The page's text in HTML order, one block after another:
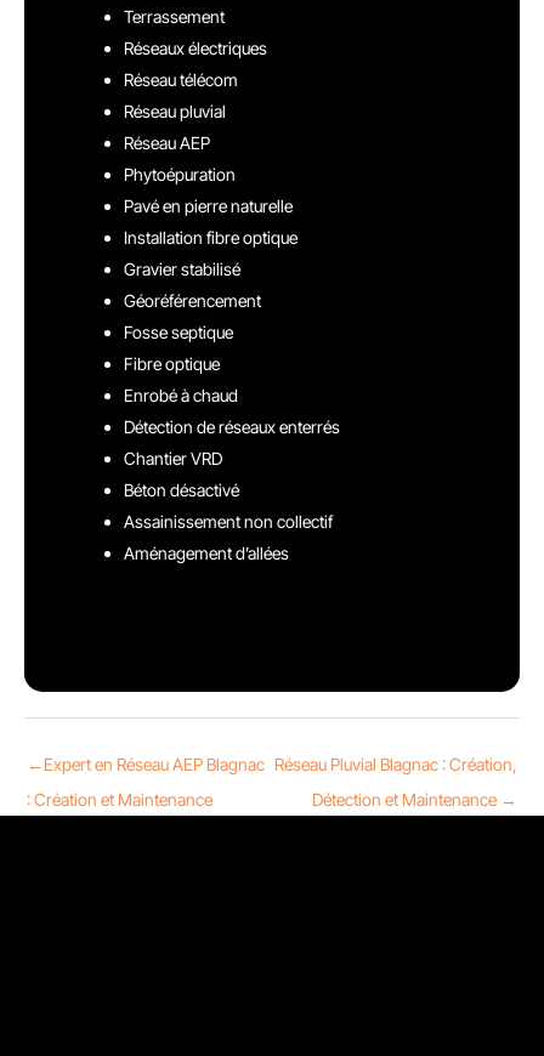
Terrassement
Réseaux électriques
Réseau télécom
Réseau pluvial
Réseau AEP
Phytoépuration
Pavé en pierre naturelle
Installation fibre optique
Gravier stabilisé
Géoréférencement
Fosse septique
Fibre optique
Enrobé à chaud
Détection de réseaux enterrés
Chantier VRD
Béton désactivé
Assainissement non collectif
Aménagement d’allées
←Expert en Réseau AEP Blagnac
: Création et Maintenance
Réseau Pluvial Blagnac : Création,
Détection et Maintenance →